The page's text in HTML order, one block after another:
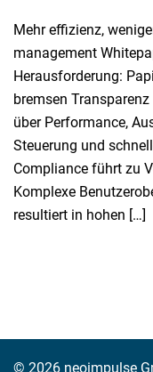
Mehr effizienz,
management
Herausforderung:
bremsen
über Performance,
Steuerung und
Compliance führt zu
Komplexe
resultiert in hohen […]
© 2026 neoimpulse